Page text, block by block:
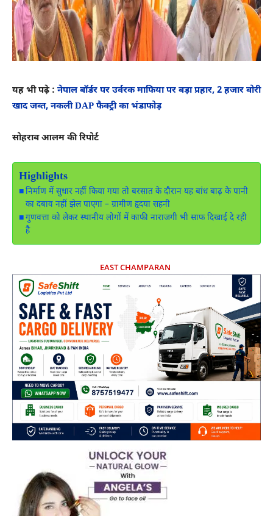
यह भी पढ़े : नेपाल बॉर्डर पर उर्वरक माफिया पर बड़ा प्रहार, 2 हजार बोरी
खाद जब्त, नकली DAP फैक्ट्री का भंडाफोड़
सोहराब आलम की रिपोर्ट
Highlights
निर्माण में सुधार नहीं किया गया तो बरसात के दौरान यह बांध बाढ़ के पानी
का दबाव नहीं झेल पाएगा – ग्रामीण हृदया सहनी
गुणवत्ता को लेकर स्थानीय लोगों में काफी नाराजगी भी साफ दिखाई दे रही
है
EAST CHAMPARAN